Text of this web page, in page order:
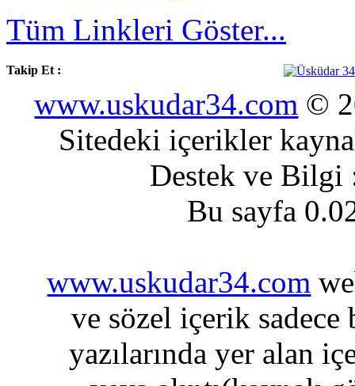
Tüm Linkleri Göster...
Takip Et :
www.uskudar34.com ©
Sitedeki içerikler
Destek ve
Bu sayfa
www.uskudar34.com
ve sözel içerik sadece
yazılarında yer alan